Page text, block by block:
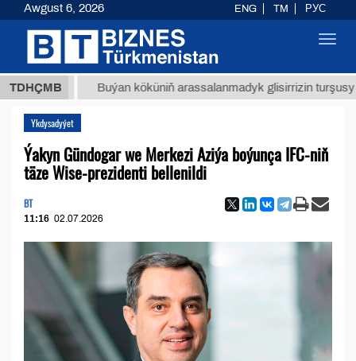
TDHÇMBBuýan köküniň arassalanmadyk glisirrizin turşusy (t.)
Ykdysadyýet
Ýakyn Gündogar we Merkezi Aziýa boýunça IFC-niň
täze Wise-prezidenti bellenildi
BT
11:16 02.07.2026
Awgust 6, 2026 ENG TM РУС